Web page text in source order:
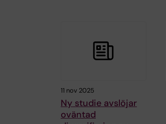
11 nov 2025
Ny studie avslöjar
oväntad